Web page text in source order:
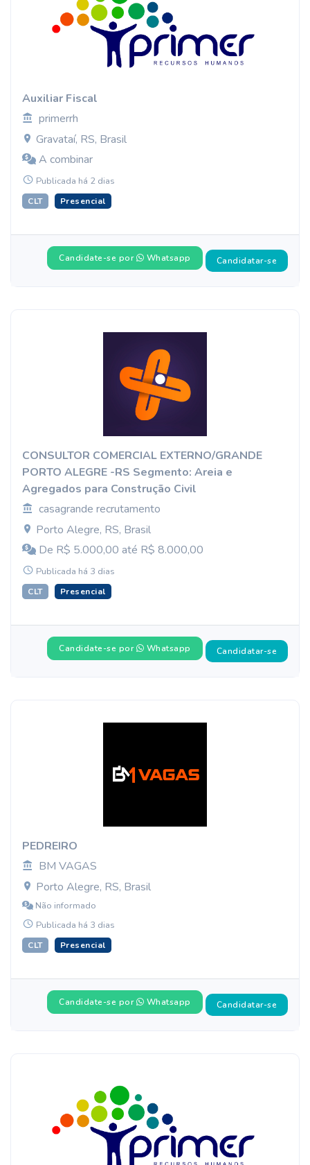
Auxiliar Fiscal
primerrh
Gravataí, RS, Brasil
A combinar
Publicada há 2 dias
CLT Presencial
Candidate-se por Whatsapp Candidatar-se
CONSULTOR COMERCIAL EXTERNO/GRANDE
PORTO ALEGRE -RS Segmento: Areia e
Agregados para Construção Civil
casagrande recrutamento
Porto Alegre, RS, Brasil
De R$ 5.000,00 até R$ 8.000,00
Publicada há 3 dias
CLT Presencial
Candidate-se por Whatsapp Candidatar-se
PEDREIRO
BM VAGAS
Porto Alegre, RS, Brasil
Não informado
Publicada há 3 dias
CLT Presencial
Candidate-se por Whatsapp Candidatar-se